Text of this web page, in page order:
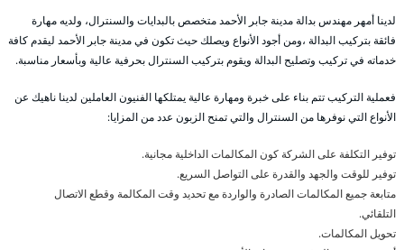
لدينا أمهر مهندس بدالة مدينة جابر الأحمد متخصص بالبدايات والسنترال، ولديه مهارة
فائقة بتركيب البدالة ،ومن أجود الأنواع ويصلك حيث تكون في مدينة جابر الأحمد ليقدم كافة
خدماته في تركيب وتصليح البدالة ويقوم بتركيب السنترال بحرفية عالية وبأسعار مناسبة.
فعملية التركيب تتم بناء على خبرة ومهارة عالية يمتلكها الفنيون العاملين لدينا ناهيك عن
الأنواع التي نوفرها من السنترال والتي تمنح الزبون عدد من المزايا:
توفير التكلفة على الشركة كون المكالمات الداخلية مجانية.
توفير للوقت والجهد والقدرة على التواصل السريع.
متابعة جميع المكالمات الصادرة والواردة مع تحديد وقت المكالمة وقطع الاتصال
التلقائي.
تحويل المكالمات.